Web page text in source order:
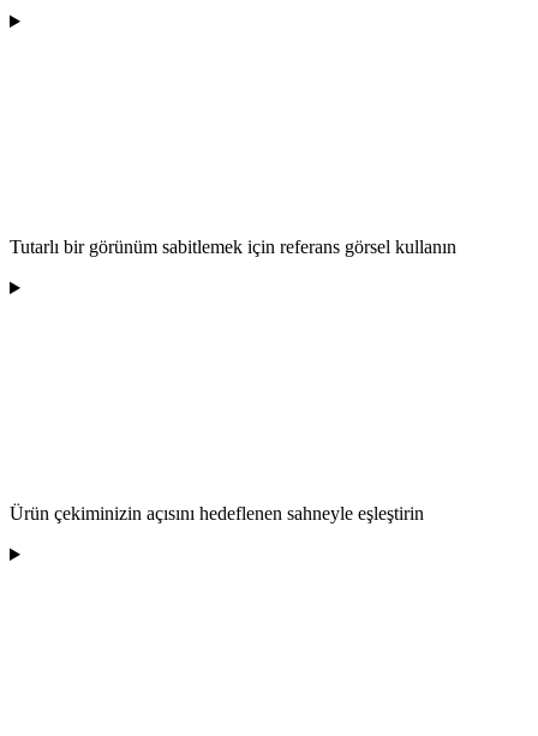
Tutarlı bir görünüm sabitlemek için referans görsel kullanın
Ürün çekiminizin açısını hedeflenen sahneyle eşleştirin